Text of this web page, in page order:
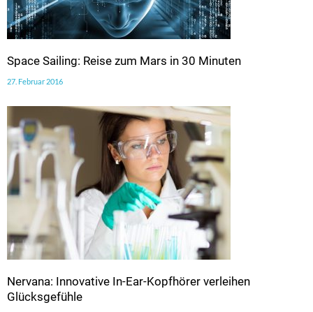
Space Sailing: Reise zum Mars in 30 Minuten
27. Februar 2016
Nervana: Innovative In-Ear-Kopfhörer verleihen
Glücksgefühle